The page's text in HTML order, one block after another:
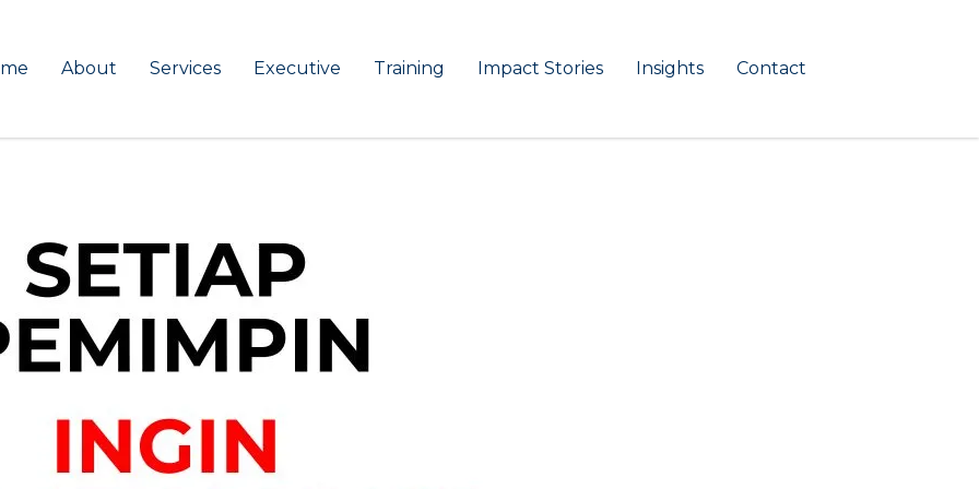
About Services Executive Training Impact Stories Insights Contact